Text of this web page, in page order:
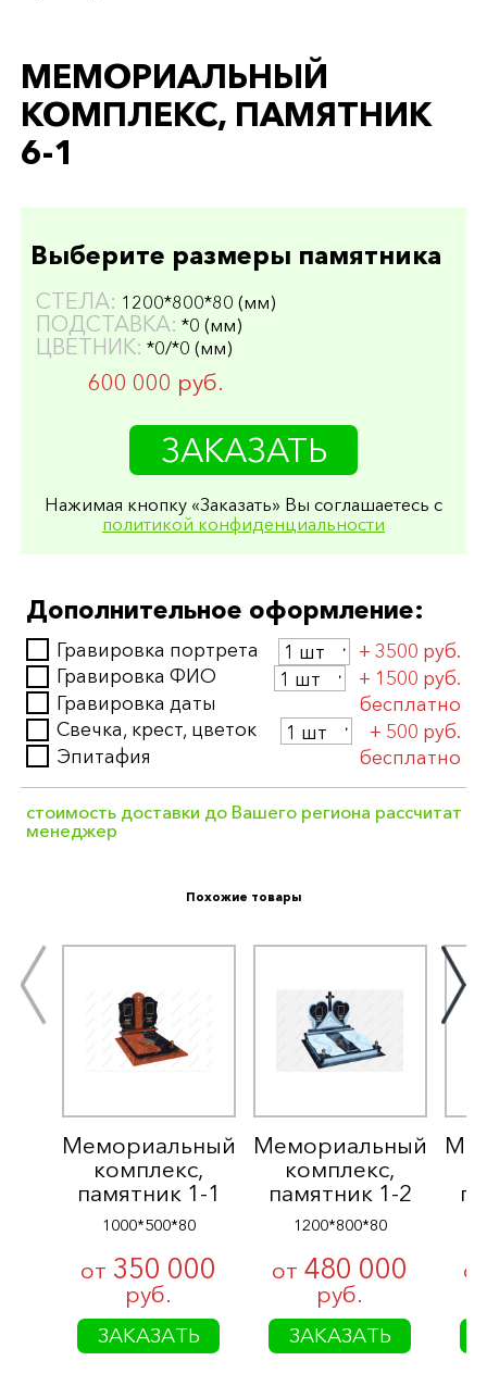
Выберите город
г. Петрозаводск, проезд строителей, 20
МЕМОРИАЛЬНЫЙ
КОМПЛЕКС, ПАМЯТНИК
6-1
Выберите размеры памятника
СТЕЛА: 1200*800*80 (мм)
ПОДСТАВКА: *0 (мм)
ЦВЕТНИК: *0/*0 (мм)
600 000 руб.
ЗАКАЗАТЬ
Нажимая кнопку «Заказать» Вы соглашаетесь с
политикой конфиденциальности
Дополнительное оформление:
Гравировка портрета
+ 3500 руб.
Гравировка ФИО
+ 1500 руб.
Гравировка даты
бесплатно
Свечка, крест, цветок
+ 500 руб.
Эпитафия
бесплатно
стоимость доставки до Вашего региона рассчитат
менеджер
Похожие товары
Мемориальный
комплекс,
памятник 1-1
1000*500*80
от 350 000
руб.
ЗАКАЗАТЬ
Мемориальный
комплекс,
памятник 1-2
1200*800*80
от 480 000
руб.
ЗАКАЗАТЬ